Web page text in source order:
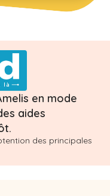
en mode
aides
des principales